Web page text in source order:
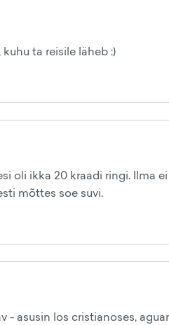
ta reisile läheb :)
oli ikka 20 kraadi ringi. Ilma
mõttes soe suvi.
asusin los cristianoses,